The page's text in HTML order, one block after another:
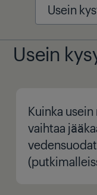
Usein
Usein
Kuinka
vaihtaa